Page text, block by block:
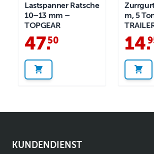
Lastspanner Ratsche
10–13 mm –
TOPGEAR
47.
50
m, 5
14.
KUNDENDIENST